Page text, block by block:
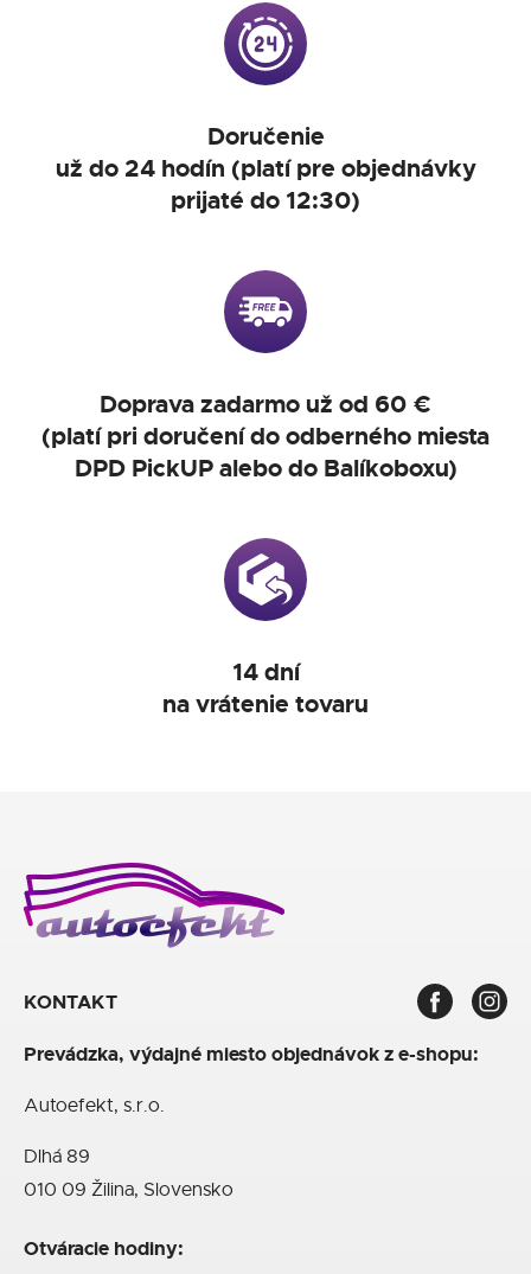
Doručenie
už do 24 hodín (platí pre objednávky
prijaté do 12:30)
Doprava zadarmo už od 60 €
(platí pri doručení do odberného miesta
DPD PickUP alebo do Balíkoboxu)
14 dní
na vrátenie tovaru
KONTAKT
Prevádzka, výdajné miesto objednávok z e-shopu:
Autoefekt, s.r.o.
Dlhá 89
010 09 Žilina, Slovensko
Otváracie hodiny: